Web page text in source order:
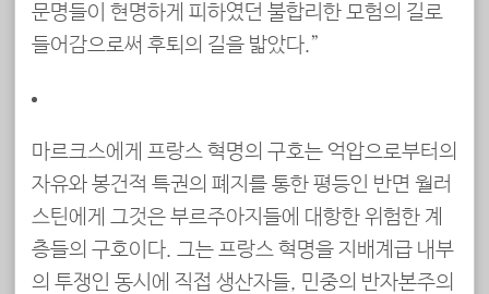
문명들이 현명하게 피하였던 불합리한 모험의 길로
들어감으로써 후퇴의 길을 밟았다.”
마르크스에게 프랑스 혁명의 구호는 억압으로부터의
자유와 봉건적 특권의 폐지를 통한 평등인 반면 월러
스틴에게 그것은 부르주아지들에 대항한 위험한 계
층들의 구호이다. 그는 프랑스 혁명을 지배계급 내부
의 투쟁인 동시에 직접 생산자들, 민중의 반자본주의